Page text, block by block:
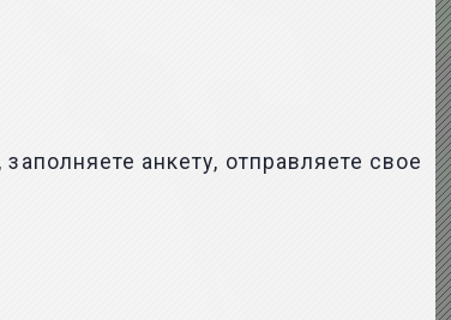
анкету, отправляете свое